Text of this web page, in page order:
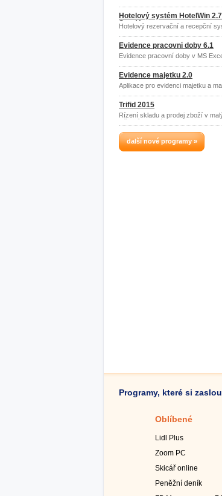
Hotelový systém HotelWin 2.7
StartVerze
Hotelový rezervační a recepční
Evidence pracovní doby 6.1
Evidence pracovní doby v MS
Evidence majetku 2.0
Aplikace pro evidenci majetku a
Trifid 2015
Řízení skladu a prodej zboží v
středních firmách.
další nové programy »
Programy, které si
Oblíbené
Lidl Plus
Zoom PC
Skicář online
Peněžní deník